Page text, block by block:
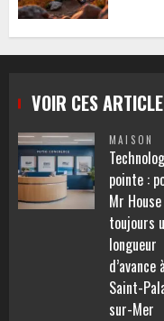
VOIR CES
MAISON
pointe :
Mr
toujours
longueur
d’avance à
Saint-
sur-Mer